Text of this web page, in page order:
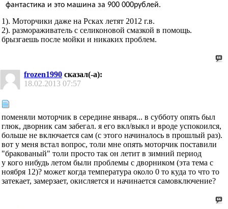
фантастика и это машина за 900 000рублей.
1). Моторчики даже на Рсках летят 2012 г.в.
2). размораживатель с селиконовой смазкой в помощь.
брызгаешь после мойки и никаких проблем.
frozen1990 сказал(-а):
18.02.2013 07:57
поменяли моторчик в середине января... в субботу опять был
глюк, дворник сам забегал. я его вкл/выкл и вроде успокоился,
больше не включается сам (с этого начиналось в прошлый раз).
вот у меня встал вопрос, толи мне опять моторчик поставили
"бракованый" толи просто так он летит в зимний период
у кого нибудь летом были проблемы с дворником (эта тема с
ноября 12)? может когда температура около 0 то куда то что то
затекает, замерзает, окисляется и начинается самовключение?